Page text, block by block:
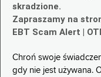
skradzione.
Zapraszamy na
EBT Scam Alert |
Chroń swoje
gdy nie jest używana.